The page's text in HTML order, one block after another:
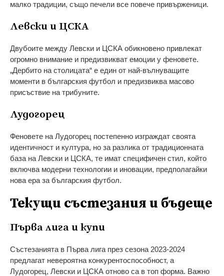
малко традиции, също печели все повече привърженици.
Левски и ЦСКА
Двубоите между Левски и ЦСКА обикновено привлекат
огромно внимание и предизвикват емоции у феновете.
„Дербито на столицата“ е един от най-вълнуващите
моменти в българския футбол и предизвиква масово
присъствие на трибуните.
Лудогорец
Феновете на Лудогорец постепенно изграждат своята
идентичност и култура, но за разлика от традиционната
база на Левски и ЦСКА, те имат специфичен стил, който
включва модерни технологии и иновации, предполагайки
нова ера за българския футбол.
Текущи състезания и бъдеще
Първа лига и купи
Състезанията в Първа лига през сезона 2023-2024
предлагат невероятна конкурентоспособност, а
Лудогорец, Левски и ЦСКА отново са в топ форма. Важно